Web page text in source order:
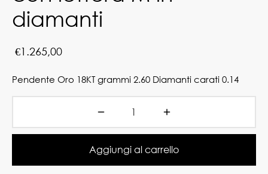
diamanti
€1.265,00
Pendente Oro 18KT grammi 2.60 Diamanti carati 0.14
Aggiungi al carrello